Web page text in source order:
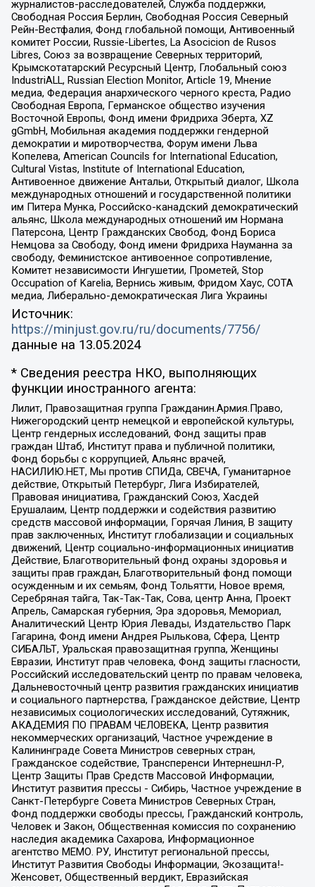
журналистов-расследователей, Служба поддержки,
Свободная Россия Берлин, Свободная Россия Северный
Рейн-Вестфалия, Фонд глобальной помощи, Антивоенный
комитет России, Russie-Libertes, La Asocicion de Rusos
Libres, Союз за возвращение Северных территорий,
Крымскотатарский Ресурсный Центр, Глобальный союз
IndustriALL, Russian Election Monitor, Article 19, Мнение
медиа, Федерация анархического черного креста, Радио
Свободная Европа, Германское общество изучения
Восточной Европы, Фонд имени Фридриха Эберта, XZ
gGmbH, Мобильная академия поддержки гендерной
демократии и миротворчества, Форум имени Льва
Копелева, American Councils for International Education,
Cultural Vistas, Institute of International Education,
Антивоенное движение Антальи, Открытый диалог, Школа
международных отношений и государственной политики
им Питера Мунка, Российско-канадский демократический
альянс, Школа международных отношений им Нормана
Патерсона, Центр Гражданских Свобод, Фонд Бориса
Немцова за Свободу, Фонд имени Фридриха Науманна за
свободу, Феминистское антивоенное сопротивление,
Комитет независимости Ингушетии, Прометей, Stop
Occupation of Karelia, Вернись живым, Фридом Хаус, СОТА
медиа, Либерально-демократическая Лига Украины
Источник:
https://minjust.gov.ru/ru/documents/7756/
данные на 13.05.2024
* Сведения реестра НКО, выполняющих
функции иностранного агента:
Лилит, Правозащитная группа Гражданин.Армия.Право,
Нижегородский центр немецкой и европейской культуры,
Центр гендерных исследований, Фонд защиты прав
граждан Штаб, Институт права и публичной политики,
Фонд борьбы с коррупцией, Альянс врачей,
НАСИЛИЮ.НЕТ, Мы против СПИДа, СВЕЧА, Гуманитарное
действие, Открытый Петербург, Лига Избирателей,
Правовая инициатива, Гражданский Союз, Хасдей
Ерушалаим, Центр поддержки и содействия развитию
средств массовой информации, Горячая Линия, В защиту
прав заключенных, Институт глобализации и социальных
движений, Центр социально-информационных инициатив
Действие, Благотворительный фонд охраны здоровья и
защиты прав граждан, Благотворительный фонд помощи
осужденным и их семьям, Фонд Тольятти, Новое время,
Серебряная тайга, Так-Так-Так, Сова, центр Анна, Проект
Апрель, Самарская губерния, Эра здоровья, Мемориал,
Аналитический Центр Юрия Левады, Издательство Парк
Гагарина, Фонд имени Андрея Рылькова, Сфера, Центр
СИБАЛЬТ, Уральская правозащитная группа, Женщины
Евразии, Институт прав человека, Фонд защиты гласности,
Российский исследовательский центр по правам человека,
Дальневосточный центр развития гражданских инициатив
и социального партнерства, Гражданское действие, Центр
независимых социологических исследований, Сутяжник,
АКАДЕМИЯ ПО ПРАВАМ ЧЕЛОВЕКА, Центр развития
некоммерческих организаций, Частное учреждение в
Калининграде Совета Министров северных стран,
Гражданское содействие, Трансперенси Интернешнл-Р,
Центр Защиты Прав Средств Массовой Информации,
Институт развития прессы - Сибирь, Частное учреждение в
Санкт-Петербурге Совета Министров Северных Стран,
Фонд поддержки свободы прессы, Гражданский контроль,
Человек и Закон, Общественная комиссия по сохранению
наследия академика Сахарова, Информационное
агентство МЕМО. РУ, Институт региональной прессы,
Институт Развития Свободы Информации, Экозащита!-
Женсовет, Общественный вердикт, Евразийская